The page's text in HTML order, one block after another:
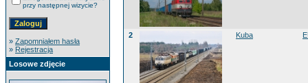
przy następnej wizycie?
» Zapomniałem hasła
» Rejestracja
Losowe zdjęcie
2 Kuba